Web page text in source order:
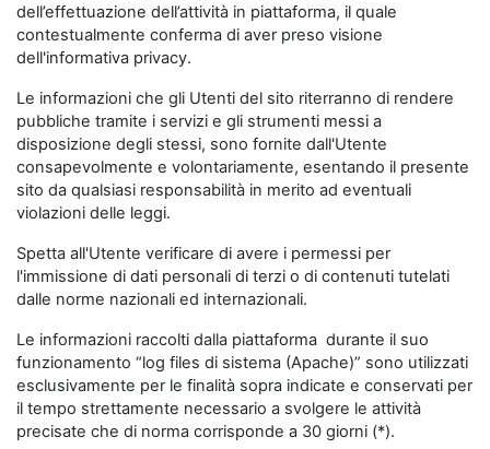
dell’effettuazione dell’attività in piattaforma, il quale
contestualmente conferma di aver preso visione
dell'informativa privacy.
Le informazioni che gli Utenti del sito riterranno di rendere
pubbliche tramite i servizi e gli strumenti messi a
disposizione degli stessi, sono fornite dall'Utente
consapevolmente e volontariamente, esentando il presente
sito da qualsiasi responsabilità in merito ad eventuali
violazioni delle leggi.
Spetta all'Utente verificare di avere i permessi per
l'immissione di dati personali di terzi o di contenuti tutelati
dalle norme nazionali ed internazionali.
Le informazioni raccolti dalla piattaforma durante il suo
funzionamento “log files di sistema (Apache)” sono utilizzati
esclusivamente per le finalità sopra indicate e conservati per
il tempo strettamente necessario a svolgere le attività
precisate che di norma corrisponde a 30 giorni (*).